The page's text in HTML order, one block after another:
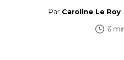
Par Caroline Le Roy
6